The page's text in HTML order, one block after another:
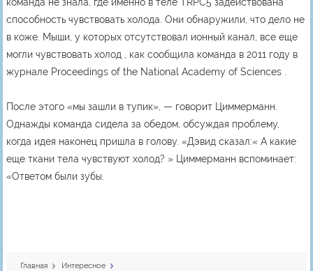
способность чувствовать холода. Они обнаружили, что дело не
в коже. Мыши, у которых отсутствовал ионный канал, все еще
могли чувствовать холод , как сообщила команда в 2011 году в
журнале Proceedings of the National Academy of Sciences .
После этого «мы зашли в тупик», — говорит Циммерманн.
Однажды команда сидела за обедом, обсуждая проблему,
когда идея наконец пришла в голову. «Дэвид сказал:« А какие
еще ткани тела чувствуют холод? » Циммерманн вспоминает:
«Ответом были зубы.
Главная Интересное